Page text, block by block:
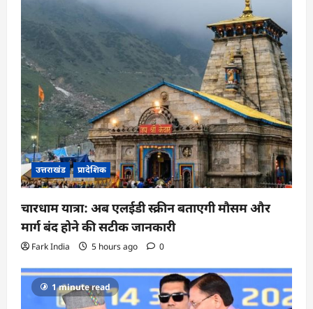
उत्तराखंड प्रादेशिक
चारधाम यात्रा: अब एलईडी स्क्रीन बताएगी मौसम और
मार्ग बंद होने की सटीक जानकारी
Fark India 5 hours ago 0
1 minute read